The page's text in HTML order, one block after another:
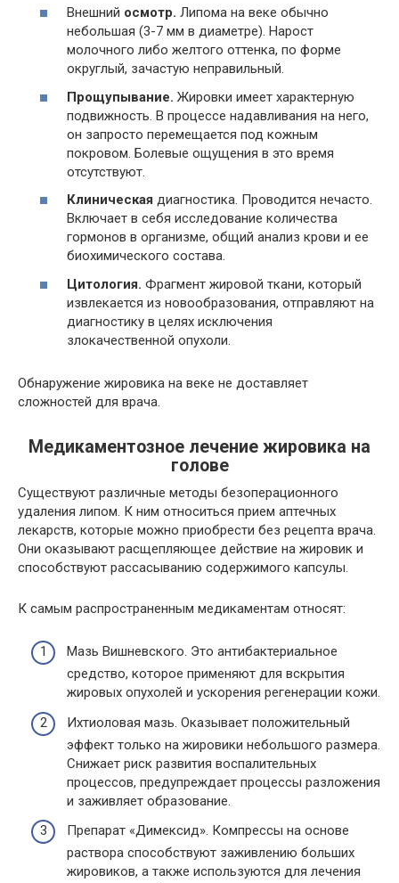
Внешний осмотр. Липома на веке обычно
небольшая (3-7 мм в диаметре). Нарост
молочного либо желтого оттенка, по форме
округлый, зачастую неправильный.
Прощупывание. Жировки имеет характерную
подвижность. В процессе надавливания на него,
он запросто перемещается под кожным
покровом. Болевые ощущения в это время
отсутствуют.
Клиническая диагностика. Проводится нечасто.
Включает в себя исследование количества
гормонов в организме, общий анализ крови и ее
биохимического состава.
Цитология. Фрагмент жировой ткани, который
извлекается из новообразования, отправляют на
диагностику в целях исключения
злокачественной опухоли.
Обнаружение жировика на веке не доставляет
сложностей для врача.
Медикаментозное лечение жировика на
голове
Существуют различные методы безоперационного
удаления липом. К ним относиться прием аптечных
лекарств, которые можно приобрести без рецепта врача.
Они оказывают расщепляющее действие на жировик и
способствуют рассасыванию содержимого капсулы.
К самым распространенным медикаментам относят:
Мазь Вишневского. Это антибактериальное
средство, которое применяют для вскрытия
жировых опухолей и ускорения регенерации кожи.
Ихтиоловая мазь. Оказывает положительный
эффект только на жировики небольшого размера.
Снижает риск развития воспалительных
процессов, предупреждает процессы разложения
и заживляет образование.
Препарат «Димексид». Компрессы на основе
раствора способствуют заживлению больших
жировиков, а также используются для лечения